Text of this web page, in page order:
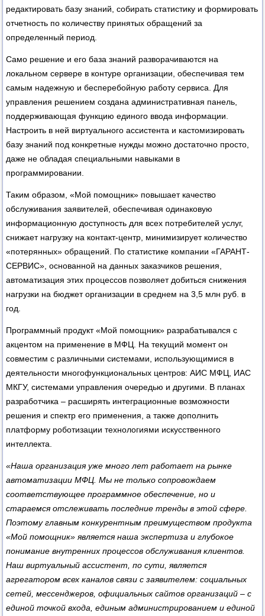
редактировать базу знаний, собирать статистику и формировать
отчетность по количеству принятых обращений за
определенный период.
Само решение и его база знаний разворачиваются на
локальном сервере в контуре организации, обеспечивая тем
самым надежную и бесперебойную работу сервиса. Для
управления решением создана административная панель,
поддерживающая функцию единого ввода информации.
Настроить в ней виртуального ассистента и кастомизировать
базу знаний под конкретные нужды можно достаточно просто,
даже не обладая специальными навыками в
программировании.
Таким образом, «Мой помощник» повышает качество
обслуживания заявителей, обеспечивая одинаковую
информационную доступность для всех потребителей услуг,
снижает нагрузку на контакт-центр, минимизирует количество
«потерянных» обращений. По статистике компании «ГАРАНТ-
СЕРВИС», основанной на данных заказчиков решения,
автоматизация этих процессов позволяет добиться снижения
нагрузки на бюджет организации в среднем на 3,5 млн руб. в
год.
Программный продукт «Мой помощник» разрабатывался с
акцентом на применение в МФЦ. На текущий момент он
совместим с различными системами, использующимися в
деятельности многофункциональных центров: АИС МФЦ, ИАС
МКГУ, системами управления очередью и другими. В планах
разработчика – расширять интеграционные возможности
решения и спектр его применения, а также дополнить
платформу роботизации технологиями искусственного
интеллекта.
«Наша организация уже много лет работает на рынке
автоматизации МФЦ. Мы не только сопровождаем
соответствующее программное обеспечение, но и
стараемся отслеживать последние тренды в этой сфере.
Поэтому главным конкурентным преимуществом продукта
«Мой помощник» является наша экспертиза и глубокое
понимание внутренних процессов обслуживания клиентов.
Наш виртуальный ассистент, по сути, является
агрегатором всех каналов связи с заявителем: социальных
сетей, мессенджеров, официальных сайтов организаций – с
единой точкой входа, единым администрированием и единой